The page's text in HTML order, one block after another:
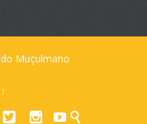
Muçulmano
↑
   